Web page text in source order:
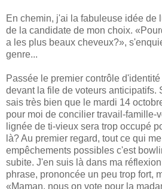
En chemin, j'ai la fabuleuse idée de
de la candidate de mon choix.
a les plus beaux cheveux?»,
genre...
Passée le premier contrôle
devant la file de voteurs anticipatifs.
sais très bien que le mardi 14
pour moi de concilier travail-famille-
lignée de ti-vieux sera trop occupé
là? Au premier regard, tout ce qui
empêchements possibles c'est
subite. J'en suis là dans ma
phrase, prononcée un peu trop fort,
«Maman, nous on vote pour la